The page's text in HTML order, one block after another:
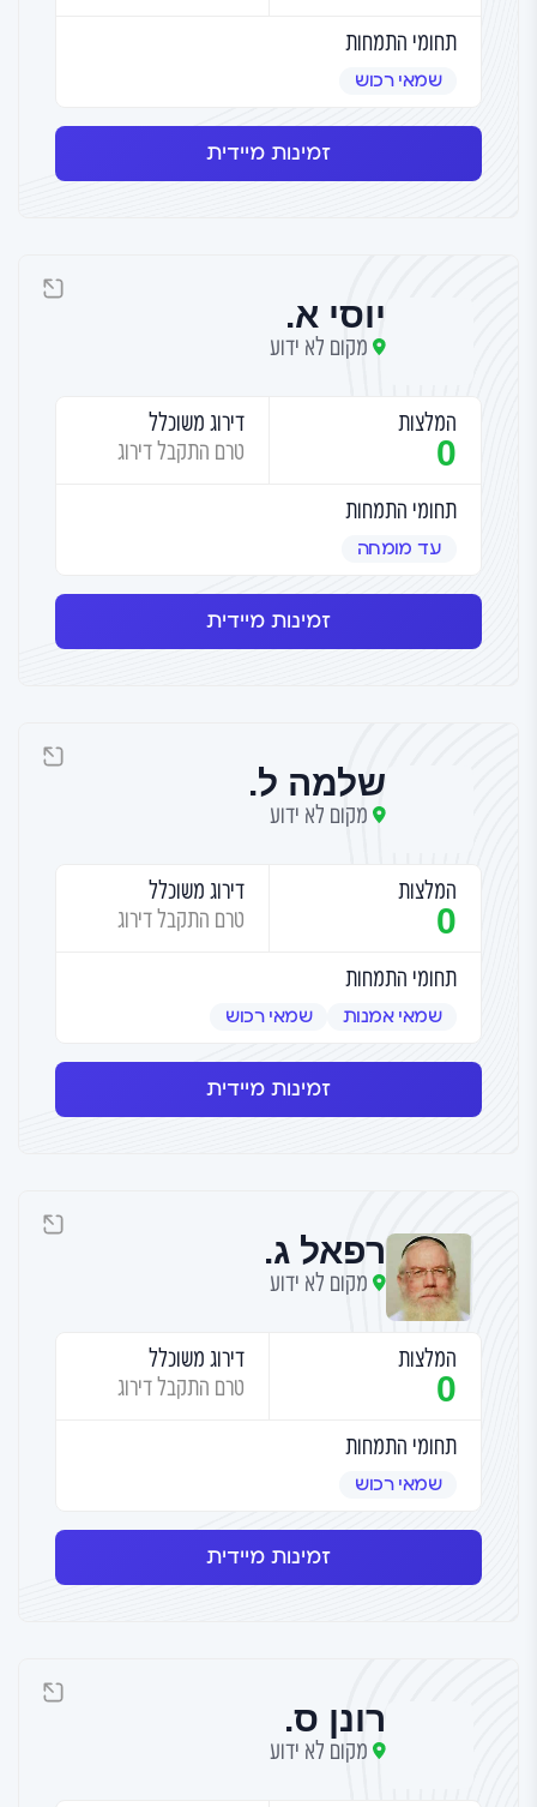
תחומי התמחות
שמאי רכוש
זמינות מיידית
יוסי א.
מקום לא ידוע
המלצות
0
דירוג משוכלל
טרם התקבל דירוג
תחומי התמחות
עד מומחה
זמינות מיידית
שלמה ל.
מקום לא ידוע
המלצות
0
דירוג משוכלל
טרם התקבל דירוג
תחומי התמחות
שמאי אמנות שמאי רכוש
זמינות מיידית
רפאל ג.
מקום לא ידוע
המלצות
0
דירוג משוכלל
טרם התקבל דירוג
תחומי התמחות
שמאי רכוש
זמינות מיידית
רונן ס.
מקום לא ידוע